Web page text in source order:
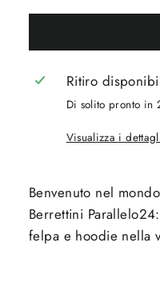
Ritiro
Di solito pronto in
Visualizza i
Benvenuto nel
Berrettini
felpa e hoodie nella